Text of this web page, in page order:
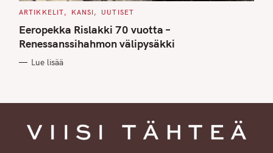
C
T
E
G
O
I
ARTIKKELIT KANSI UUTISET
Eeropekka Rislakki 70 vuotta –
Renessanssihahmon välipysäkki
Lue lisää